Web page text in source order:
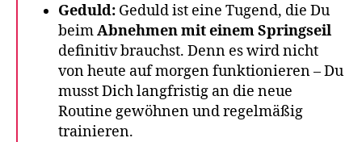
Geduld: Geduld ist eine Tugend, die Du
beimAbnehmen mit einem Springseil
definitiv brauchst. Denn es wird nicht
von heute auf morgen funktionieren – Du
musst Dich langfristig an die neue
Routine gewöhnen und regelmäßig
trainieren.